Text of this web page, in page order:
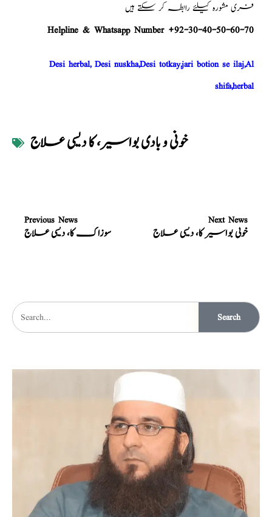
فری مشورہ کیلئے رابطہ کر سکتے ہیں
Helpline & Whatsapp Number +92-30-40-50-60-70
Desi herbal, Desi nuskha,Desi totkay,jari botion se ilaj,Al
shifa,herbal
خونی و بادی بواسیر، کا دیسی علاج
Previous News
سوزاک کا، دیسی علاج
Next News
خونی بواسیر کا، دیسی علاج
Search